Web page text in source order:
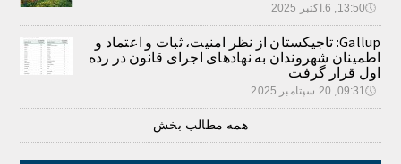
🕔13:50, 6.اکتبر 2025
Gallup: تاجیکستان از نظر امنیت، ثبات و اعتماد و
اطمینان شهروندان به نهادهای اجرای قانون در رده
اول قرار گرفت
🕔09:31, 20.سپتامبر 2025
همه مطالب بخش